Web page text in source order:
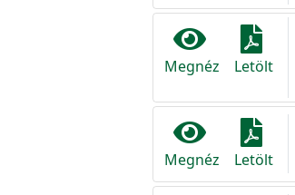
Megnéz Letölt
Megnéz Letölt